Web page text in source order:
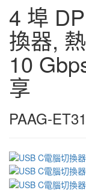
4 埠
換器,
10
享
PAAG-